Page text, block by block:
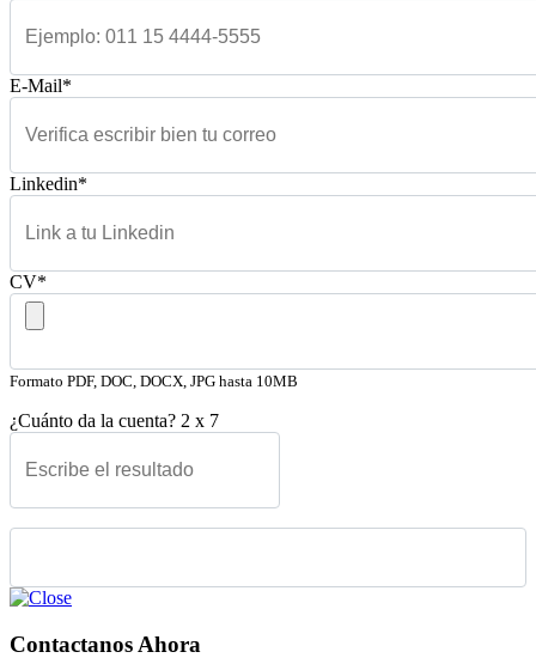
E-Mail*
Linkedin*
CV*
Formato PDF, DOC, DOCX, JPG hasta 10MB
¿Cuánto da la cuenta? 2 x 7
Please leave this field empty.
Contactanos Ahora